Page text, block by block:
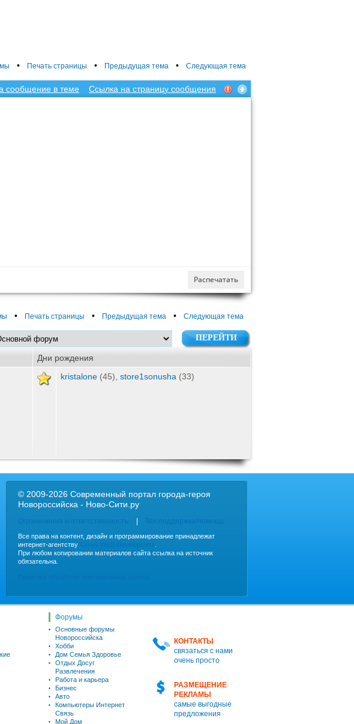
• Печать страницы • Предыдущая тема • Следующая тема
сообщение в теме Ссылка на страницу сообщения
Распечатать
• Печать страницы • Предыдущая тема • Следующая тема
Дни рождения
kristalone (45), store1sonusha (33)
© 2009-2026 Современный портал города-героя
Новороссийска - Ново-Сити.ру
Все права на контент, дизайн и программирование принадлежат
интернет-агентству
При любом копировании материалов сайта ссылка на источник
обязательна.
КОНТАКТЫ
связаться с нами
очень просто
РАЗМЕЩЕНИЕ
РЕКЛАМЫ
самые выгодные
предложения
Форумы
Основные форумы
Новороссийска
Хобби
Дом Семья Здоровье
Отдых Досуг
Развлечения
Работа и карьера
Бизнес
Авто
Компьютеры Интернет
Связь
Мой Дом